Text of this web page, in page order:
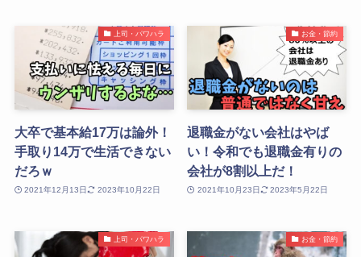
上司・パワハラ
大卒で基本給17万は論外！
手取り14万で生活できない
だろｗ
2021年12月13日 2023年10月22日
お金・節約
退職金がない会社はやば
い！令和でも退職金有りの
会社が8割以上だ！
2021年10月23日 2023年5月22日
上司・パワハラ お金・節約